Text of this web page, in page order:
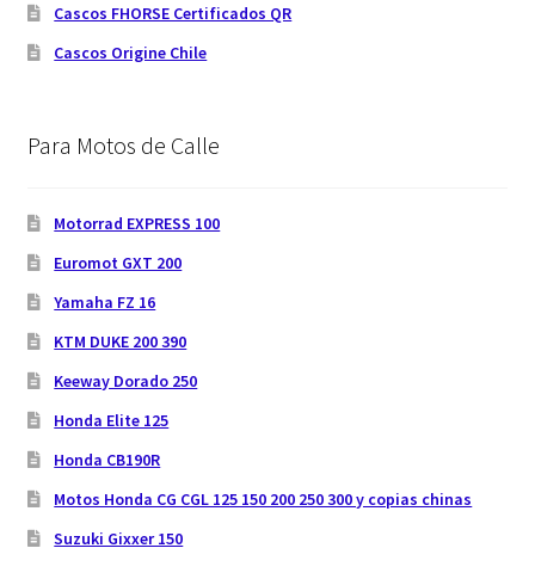
Cascos FHORSE Certificados QR
Cascos Origine Chile
Para Motos de Calle
Motorrad EXPRESS 100
Euromot GXT 200
Yamaha FZ 16
KTM DUKE 200 390
Keeway Dorado 250
Honda Elite 125
Honda CB190R
Motos Honda CG CGL 125 150 200 250 300 y copias chinas
Suzuki Gixxer 150